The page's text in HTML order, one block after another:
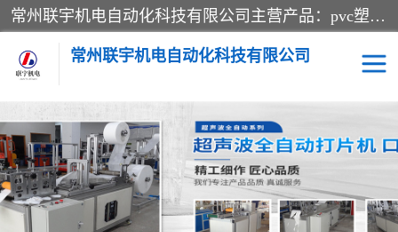
常州联宇机电自动化科技有限公司主营产品：pvc塑料焊机、高频热合机、软膜天花压边机、服装布料凹凸压花机、布料3d压印设备、服装植胶设备、超声波布料花边机、无纺布热合机、全自动压花机。
常州联宇机电自动化科技有限公司
压花定型机以及压花模具 超声波热合机
高频热合机 超声波花边机